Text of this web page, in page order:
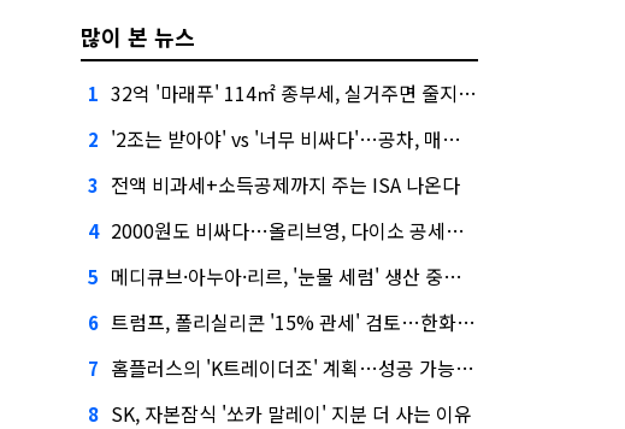
많이 본 뉴스
1 32억 '마래푸' 114㎡ 종부세, 실거주면 줄지만 안 살면 2.5배
2 '2조는 받아야' vs '너무 비싸다'…공차, 매각 성공할까
3 전액 비과세+소득공제까지 주는 ISA 나온다
4 2000원도 비싸다…올리브영, 다이소 공세에 '가성비'로 맞불
5 메디큐브·아누아·리르, '눈물 세럼' 생산 중단한다
6 트럼프, 폴리실리콘 '15% 관세' 검토…한화큐셀·OCI 영향은?
7 홈플러스의 'K트레이더조' 계획…성공 가능성은 '글쎄'
8 SK, 자본잠식 '쏘카 말레이' 지분 더 사는 이유